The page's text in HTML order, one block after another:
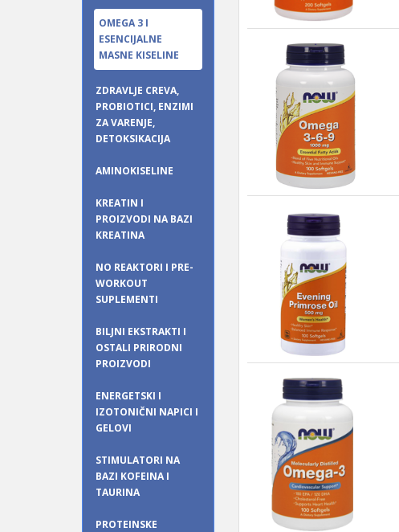
OMEGA 3 I
ESENCIJALNE
MASNE KISELINE
ZDRAVLJE CREVA,
PROBIOTICI, ENZIMI
ZA VARENJE,
DETOKSIKACIJA
AMINOKISELINE
KREATIN I
PROIZVODI NA BAZI
KREATINA
NO REAKTORI I PRE-
WORKOUT
SUPLEMENTI
BILJNI EKSTRAKTI I
OSTALI PRIRODNI
PROIZVODI
ENERGETSKI I
IZOTONIČNI NAPICI I
GELOVI
STIMULATORI NA
BAZI KOFEINA I
TAURINA
PROTEINSKE